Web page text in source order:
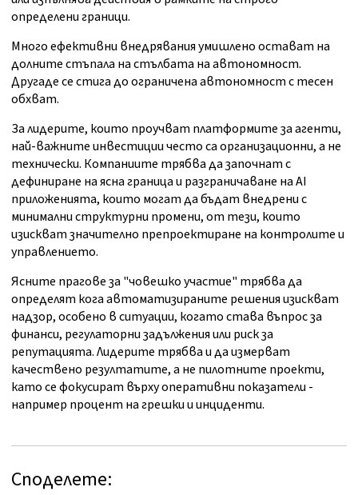
определени граници.
Много ефективни внедрявания умишлено остават на
долните стъпала на стълбата на автономност.
Другаде се стига до ограничена автономност с тесен
обхват.
За лидерите, които проучват платформите за агенти,
най-важните инвестиции често са организационни, а не
технически. Компаниите трябва да започнат с
дефиниране на ясна граница и разграничаване на AI
приложенията, които могат да бъдат внедрени с
минимални структурни промени, от тези, които
изискват значително препроектиране на контролите и
управлението.
Ясните прагове за "човешко участие" трябва да
определят кога автоматизираните решения изискват
надзор, особено в ситуации, когато става въпрос за
финанси, регулаторни задължения или риск за
репутацията. Лидерите трябва и да измерват
качествено резултатите, а не пилотните проекти,
като се фокусират върху оперативни показатели -
например процент на грешки и инциденти.
Споделете: